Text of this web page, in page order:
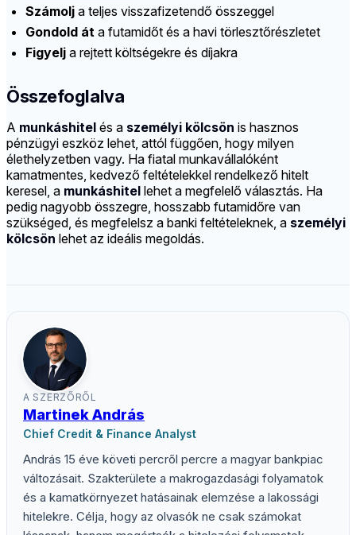
Számolj a teljes visszafizetendő összeggel
Gondold át a futamidőt és a havi törlesztőrészletet
Figyelj a rejtett költségekre és díjakra
Összefoglalva
A munkáshitel és a személyi kölcsön is hasznos
pénzügyi eszköz lehet, attól függően, hogy milyen
élethelyzetben vagy. Ha fiatal munkavállalóként
kamatmentes, kedvező feltételekkel rendelkező hitelt
keresel, a munkáshitel lehet a megfelelő választás. Ha
pedig nagyobb összegre, hosszabb futamidőre van
szükséged, és megfelelsz a banki feltételeknek, a személyi
kölcsön lehet az ideális megoldás.
A SZERZŐRŐL
Martinek András
Chief Credit & Finance Analyst
András 15 éve követi percről percre a magyar bankpiac
változásait. Szakterülete a makrogazdasági folyamatok
és a kamatkörnyezet hatásainak elemzése a lakossági
hitelekre. Célja, hogy az olvasók ne csak számokat